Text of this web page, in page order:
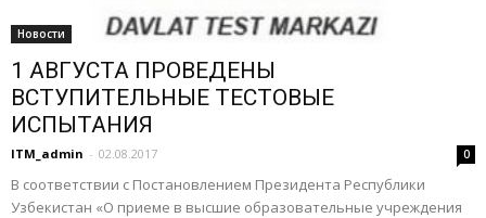
Новости
1 АВГУСТА ПРОВЕДЕНЫ
ВСТУПИТЕЛЬНЫЕ ТЕСТОВЫЕ
ИСПЫТАНИЯ
ITM_admin - 02.08.2017 0
В соответствии с Постановлением Президента Республики
Узбекистан «О приеме в высшие образовательные учреждения